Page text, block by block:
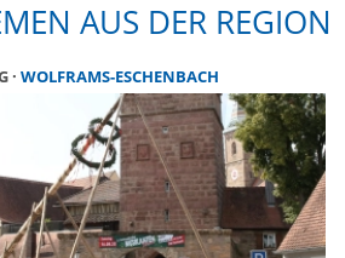
AUS DER REGION
WOLFRAMS-ESCHENBACH